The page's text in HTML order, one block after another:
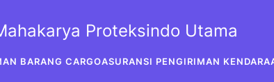
Proteksindo Utama
BARANG CARGOASURANSI PENGIRIMAN